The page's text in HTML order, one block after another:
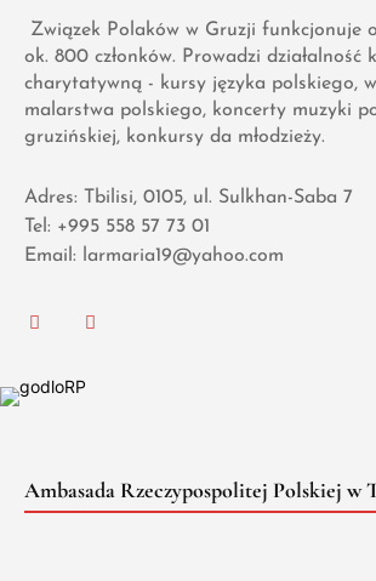
Związek Polaków w Gruzji funkcjonuje
ok. 800 członków. Prowadzi działalność
charytatywną - kursy języka polskiego,
malarstwa polskiego, koncerty muzyki
gruzińskiej, konkursy da młodzieży.
Adres: Tbilisi, 0105, ul. Sulkhan-Saba 7
Tel: +995 558 57 73 01
Email: larmaria19@yahoo.com
Ambasada Rzeczypospolitej Polskiej w